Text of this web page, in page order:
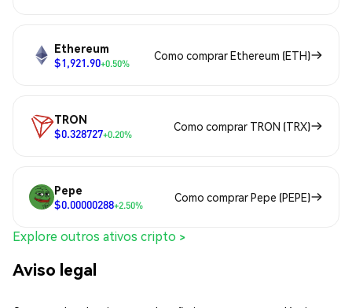
Ethereum
$1,921.90+0.50%
Como comprar Ethereum (ETH)
TRON
$0.328727+0.20%
Como comprar TRON (TRX)
Pepe
$0.00000288+2.50%
Como comprar Pepe (PEPE)
Explore outros ativos cripto >
Aviso legal